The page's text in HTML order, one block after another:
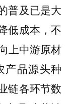
普及已是大
低成本，不
上中游原材
产品源头种
链各环节数